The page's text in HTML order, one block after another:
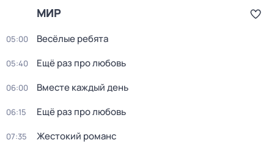
МИР
05:00 Весёлые ребята
05:40 Ещё раз про любовь
06:00 Вместе каждый день
06:15 Ещё раз про любовь
07:35 Жестокий романс